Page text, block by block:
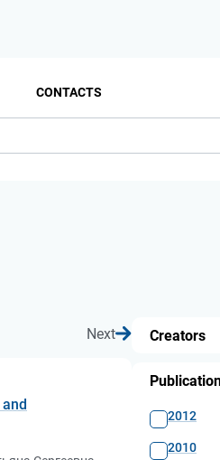
CONTACTS
Next Creators
2012
2010